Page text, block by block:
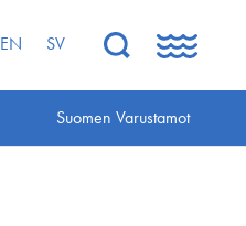
EN SV
Suomen Varustamot